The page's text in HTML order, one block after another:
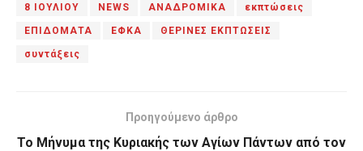
8 ΙΟΥΛΙΟΥ NEWS ΑΝΑΔΡΟΜΙΚΑ εκπτώσεις
ΕΠΙΔΟΜΑΤΑ ΕΦΚΑ ΘΕΡΙΝΕΣ ΕΚΠΤΩΣΕΙΣ
συντάξεις
Προηγούμενο άρθρο
Το Μήνυμα της Κυριακής των Αγίων Πάντων από τον